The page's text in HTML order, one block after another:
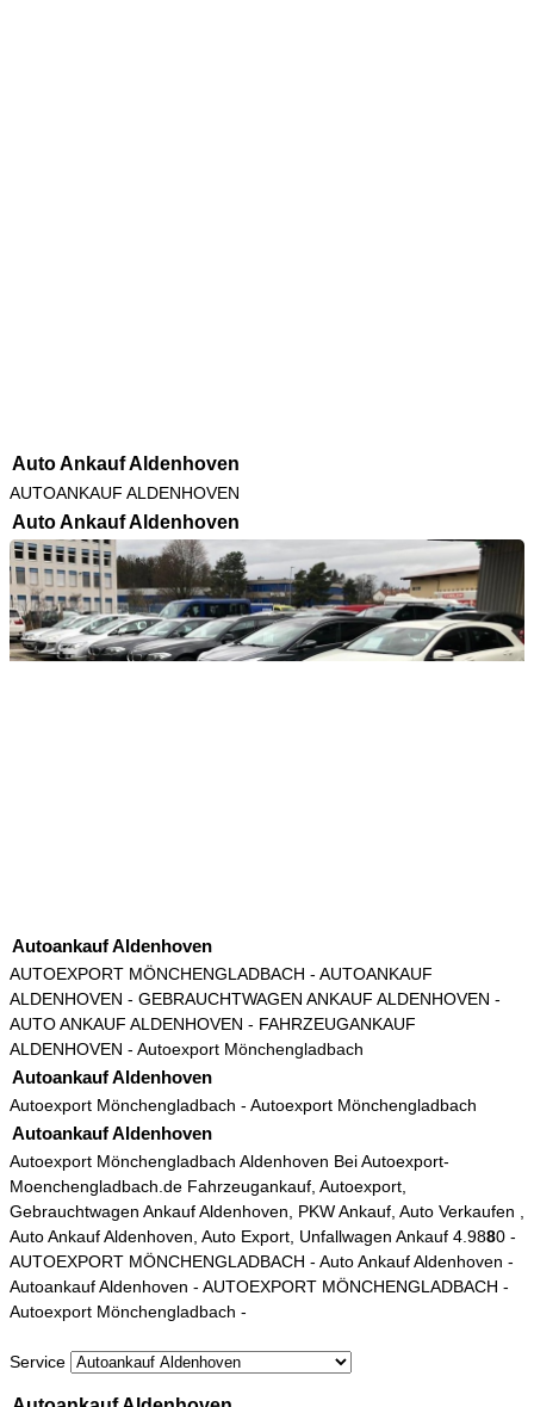
Auto Ankauf Aldenhoven
AUTOANKAUF ALDENHOVEN
Auto Ankauf Aldenhoven
Autoankauf Aldenhoven
AUTOEXPORT MÖNCHENGLADBACH - AUTOANKAUF
ALDENHOVEN - GEBRAUCHTWAGEN ANKAUF ALDENHOVEN -
AUTO ANKAUF ALDENHOVEN - FAHRZEUGANKAUF
ALDENHOVEN - Autoexport Mönchengladbach
Autoankauf Aldenhoven
Autoexport Mönchengladbach - Autoexport Mönchengladbach
Autoankauf Aldenhoven
Autoexport Mönchengladbach Aldenhoven Bei Autoexport-
Moenchengladbach.de Fahrzeugankauf, Autoexport,
Gebrauchtwagen Ankauf Aldenhoven, PKW Ankauf, Auto Verkaufen ,
Auto Ankauf Aldenhoven, Auto Export, Unfallwagen Ankauf 4.9880 -
AUTOEXPORT MÖNCHENGLADBACH - Auto Ankauf Aldenhoven -
Autoankauf Aldenhoven - AUTOEXPORT MÖNCHENGLADBACH -
Autoexport Mönchengladbach -
Service